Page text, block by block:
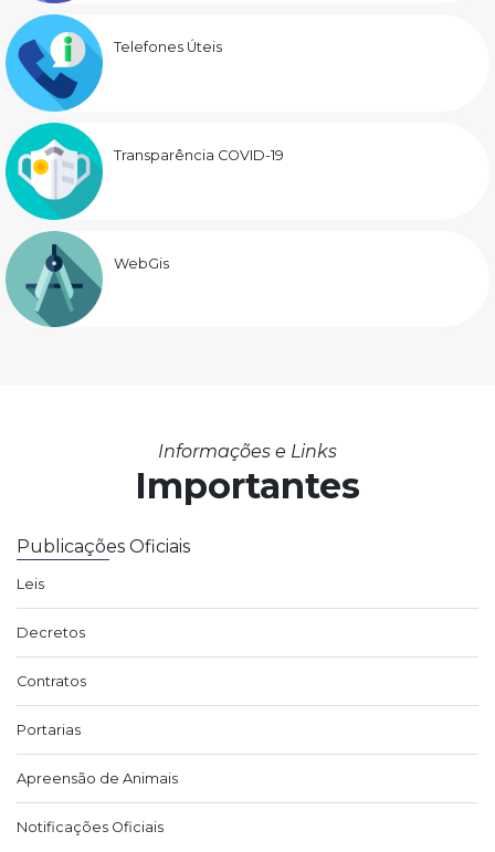
Telefones Úteis
Transparência COVID-19
WebGis
Informações e Links
Importantes
Publicações Oficiais
Leis
Decretos
Contratos
Portarias
Apreensão de Animais
Notificações Oficiais